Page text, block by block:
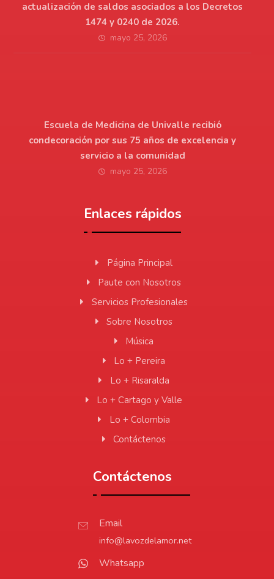
actualización de saldos asociados a los Decretos
1474 y 0240 de 2026.
mayo 25, 2026
Escuela de Medicina de Univalle recibió
condecoración por sus 75 años de excelencia y
servicio a la comunidad
mayo 25, 2026
Enlaces rápidos
Página Principal
Paute con Nosotros
Servicios Profesionales
Sobre Nosotros
Música
Lo + Pereira
Lo + Risaralda
Lo + Cartago y Valle
Lo + Colombia
Contáctenos
Contáctenos
Email
info@lavozdelamor.net
Whatsapp